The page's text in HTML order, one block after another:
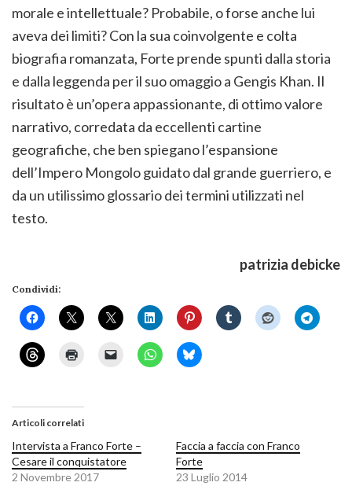
morale e intellettuale? Probabile, o forse anche lui
aveva dei limiti? Con la sua coinvolgente e colta
biografia romanzata, Forte prende spunti dalla storia
e dalla leggenda per il suo omaggio a Gengis Khan. Il
risultato è un’opera appassionante, di ottimo valore
narrativo, corredata da eccellenti cartine
geografiche, che ben spiegano l’espansione
dell’Impero Mongolo guidato dal grande guerriero, e
da un utilissimo glossario dei termini utilizzati nel
testo.
patrizia debicke
Condividi:
Articoli correlati
Intervista a Franco Forte –
Cesare il conquistatore
2 Novembre 2017
Faccia a faccia con Franco
Forte
23 Luglio 2014